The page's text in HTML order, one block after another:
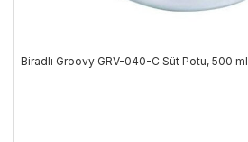
Biradlı Groovy GRV-040-C Süt Potu, 500 ml